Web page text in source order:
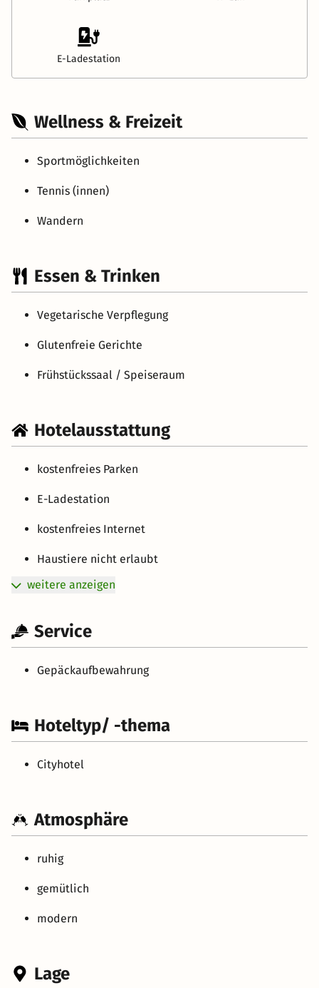
E-Ladestation
Wellness & Freizeit
Sportmöglichkeiten
Tennis (innen)
Wandern
Essen & Trinken
Vegetarische Verpflegung
Glutenfreie Gerichte
Frühstückssaal / Speiseraum
Hotelausstattung
kostenfreies Parken
E-Ladestation
kostenfreies Internet
Haustiere nicht erlaubt
weitere anzeigen
Service
Gepäckaufbewahrung
Hoteltyp/ -thema
Cityhotel
Atmosphäre
ruhig
gemütlich
modern
Lage